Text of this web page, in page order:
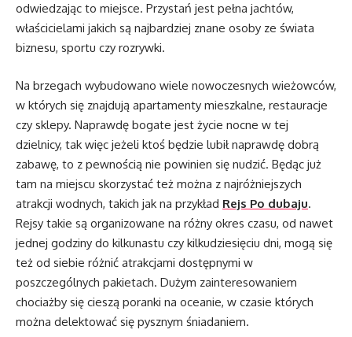
odwiedzając to miejsce. Przystań jest pełna jachtów,
właścicielami jakich są najbardziej znane osoby ze świata
biznesu, sportu czy rozrywki.
Na brzegach wybudowano wiele nowoczesnych wieżowców,
w których się znajdują apartamenty mieszkalne, restauracje
czy sklepy. Naprawdę bogate jest życie nocne w tej
dzielnicy, tak więc jeżeli ktoś będzie lubił naprawdę dobrą
zabawę, to z pewnością nie powinien się nudzić. Będąc już
tam na miejscu skorzystać też można z najróżniejszych
atrakcji wodnych, takich jak na przykład Rejs Po dubaju.
Rejsy takie są organizowane na różny okres czasu, od nawet
jednej godziny do kilkunastu czy kilkudziesięciu dni, mogą się
też od siebie różnić atrakcjami dostępnymi w
poszczególnych pakietach. Dużym zainteresowaniem
chociażby się cieszą poranki na oceanie, w czasie których
można delektować się pysznym śniadaniem.